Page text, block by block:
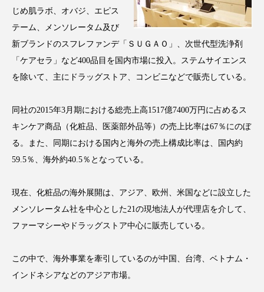
ストレス スパ
スマートウォッチ スマートパッチ
スマートリング セーフプレイス セラミド
セラミド保湿 セルフケア
ソーシャルウェルネス ソーシャルコマース
タンパク質 ディープクレンジング
デジタルデトックス デトックス
パーソナライズ バーチャルメイク
じめ肌ラボ、オバジ、エピス
テーム、メンソレータム及び
新ブランドのスフレファンデ「ＳＵＧＡＯ」、次世代型洗浄剤
「ケアセラ」など400品目を国内市場に投入。ステムサイエンス
を除いて、主にドラッグストア、コンビニなどで販売している。
同社の2015年3月期における総売上高1517億7400万円に占めるス
キンケア商品（化粧品、医薬部外品等）の売上比率は67％にのぼ
る。また、同期における国内と海外の売上構成比率は、国内約
59.5％、海外約40.5％となっている。
現在、化粧品の海外展開は、アジア、欧州、米国などに設立した
メンソレータム社を中心とした21の現地法人が代理店を介して、
ファーマシーやドラッグストア中心に販売している。
この中で、海外事業を牽引しているのが中国、台湾、ベトナム・
インドネシアなどのアジア市場。